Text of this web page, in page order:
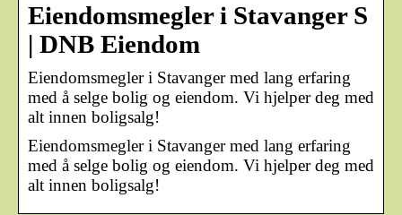
Eiendomsmegler i Stavanger S
| DNB Eiendom
Eiendomsmegler i Stavanger med lang erfaring
med å selge bolig og eiendom. Vi hjelper deg med
alt innen boligsalg!
Eiendomsmegler i Stavanger med lang erfaring
med å selge bolig og eiendom. Vi hjelper deg med
alt innen boligsalg!